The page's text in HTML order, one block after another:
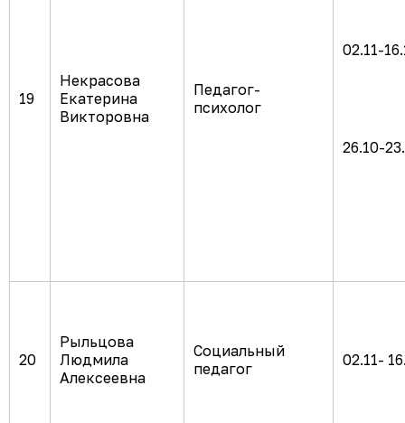
19
Некрасова
Екатерина
Викторовна
Педагог-
психолог
02.11-
26.10-
20
Рыльцова
Людмила
Алексеевна
Социальный
педагог
02.11-